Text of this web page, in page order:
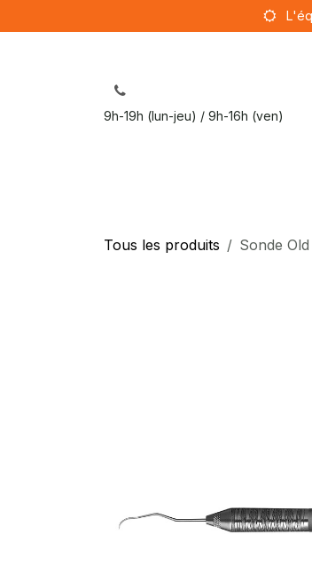
9h-19h (lun-jeu) / 9h-16h (ven)
Tous les produits Sonde